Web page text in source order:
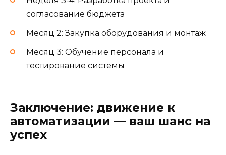
согласование бюджета
Месяц 2: Закупка оборудования и монтаж
Месяц 3: Обучение персонала и
тестирование системы
Заключение: движение к
автоматизации — ваш шанс на
успех